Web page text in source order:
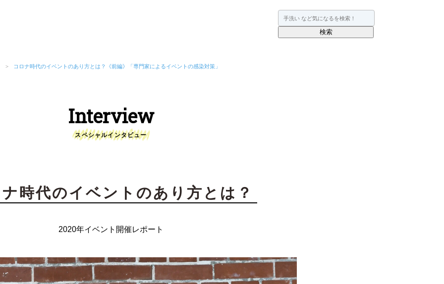
検索
> コロナ時代のイベントのあり方とは？《前編》「専門家によるイベントの感染対策」
Interview
スペシャルインタビュー
時代のイベントのあり方とは？
2020年イベント開催レポート